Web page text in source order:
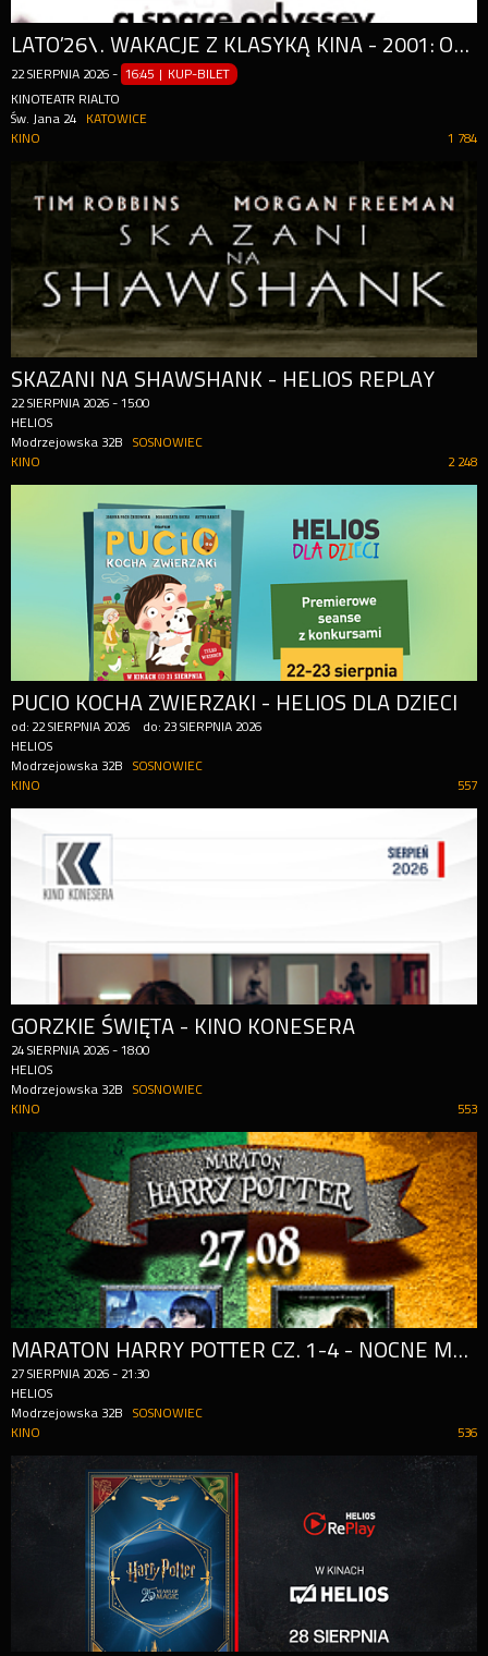
LATO’26\. WAKACJE Z KLASYKĄ KINA - 2001: ODYSEJA KOSMICZNA
22 SIERPNIA 2026 - 16:45 | KUP-BILET
KINOTEATR RIALTO
Św. Jana 24
KATOWICE
1 784
KINO
SKAZANI NA SHAWSHANK - HELIOS REPLAY
22 SIERPNIA 2026 -15:00
HELIOS
Modrzejowska 32B
SOSNOWIEC
2 248
KINO
PUCIO KOCHA ZWIERZAKI - HELIOS DLA DZIECI
od: 22 SIERPNIA 2026 do: 23 SIERPNIA 2026
HELIOS
Modrzejowska 32B
SOSNOWIEC
557
KINO
GORZKIE ŚWIĘTA - KINO KONESERA
24 SIERPNIA 2026 -18:00
HELIOS
Modrzejowska 32B
SOSNOWIEC
553
KINO
MARATON HARRY POTTER CZ. 1-4 - NOCNE MARATONY FILMOWE
27 SIERPNIA 2026 - 21:30
HELIOS
Modrzejowska 32B
SOSNOWIEC
536
KINO